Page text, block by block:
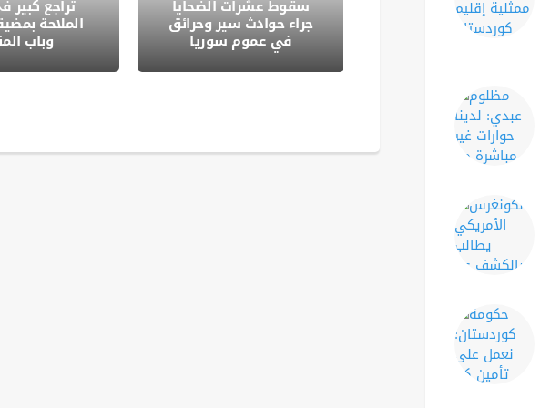
تراجع كبير
الملاحة
وباب
سقوط عشرات الضحايا
جراء حوادث سير وحرائق
في عموم سوريا
انخفاض يطرأ على درجات
الحرارة في أغلب المناطق
السورية